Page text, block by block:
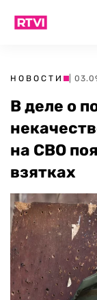
НОВОСТИ |
В деле о
на СВО
взятках